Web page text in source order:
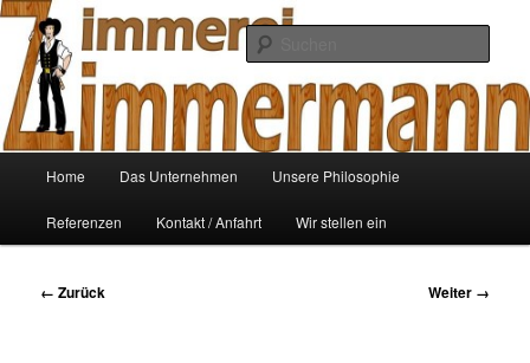
Zum
Inhalt
wechseln
Zimmerei-Zimmermann
Ihre Zimmerei
Home Das Unternehmen Unsere Philosophie
Referenzen Kontakt / Anfahrt Wir stellen ein
Bilder-
← Zurück Weiter →